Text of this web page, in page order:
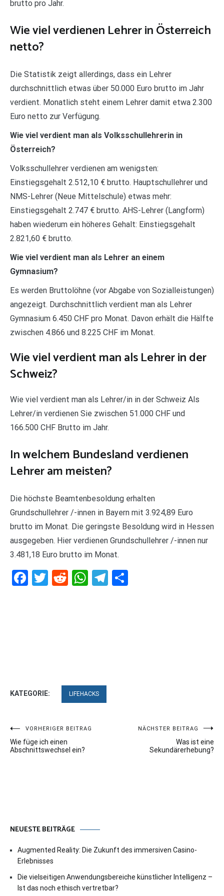
brutto pro Jahr.
Wie viel verdienen Lehrer in Österreich
netto?
Die Statistik zeigt allerdings, dass ein Lehrer
durchschnittlich etwas über 50.000 Euro brutto im Jahr
verdient. Monatlich steht einem Lehrer damit etwa 2.300
Euro netto zur Verfügung.
Wie viel verdient man als Volksschullehrerin in
Österreich?
Volksschullehrer verdienen am wenigsten:
Einstiegsgehalt 2.512,10 € brutto. Hauptschullehrer und
NMS-Lehrer (Neue Mittelschule) etwas mehr:
Einstiegsgehalt 2.747 € brutto. AHS-Lehrer (Langform)
haben wiederum ein höheres Gehalt: Einstiegsgehalt
2.821,60 € brutto.
Wie viel verdient man als Lehrer an einem
Gymnasium?
Es werden Bruttolöhne (vor Abgabe von Sozialleistungen)
angezeigt. Durchschnittlich verdient man als Lehrer
Gymnasium 6.450 CHF pro Monat. Davon erhält die Hälfte
zwischen 4.866 und 8.225 CHF im Monat.
Wie viel verdient man als Lehrer in der
Schweiz?
Wie viel verdient man als Lehrer/in in der Schweiz Als
Lehrer/in verdienen Sie zwischen 51.000 CHF und
166.500 CHF Brutto im Jahr.
In welchem Bundesland verdienen
Lehrer am meisten?
Die höchste Beamtenbesoldung erhalten
Grundschullehrer /-innen in Bayern mit 3.924,89 Euro
brutto im Monat. Die geringste Besoldung wird in Hessen
ausgegeben. Hier verdienen Grundschullehrer /-innen nur
3.481,18 Euro brutto im Monat.
Facebook
Twitter
RedditWhatsApp
Telegram
KATEGORIE: LIFEHACKS
Beitragsnavigation
VORHERIGER BEITRAG
Wie füge ich einen
Abschnittswechsel ein?
NÄCHSTER BEITRAG
Was ist eine
Sekundärerhebung?
NEUESTE BEITRÄGE
Augmented Reality: Die Zukunft des immersiven Casino-
Erlebnisses
Die vielseitigen Anwendungsbereiche künstlicher Intelligenz –
Ist das noch ethisch vertretbar?